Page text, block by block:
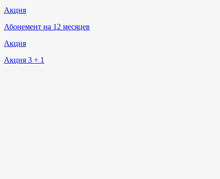
Акция
Абонемент на 12 месяцев
Акция
Акция 3 + 1